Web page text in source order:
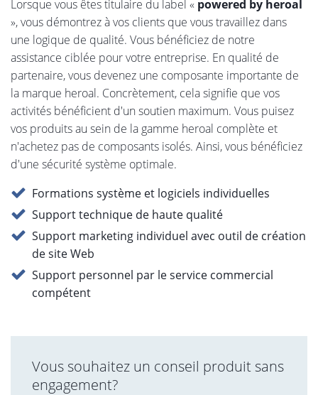
Lorsque vous êtes titulaire du label « powered by heroal
», vous démontrez à vos clients que vous travaillez dans
une logique de qualité. Vous bénéficiez de notre
assistance ciblée pour votre entreprise. En qualité de
partenaire, vous devenez une composante importante de
la marque heroal. Concrètement, cela signifie que vos
activités bénéficient d'un soutien maximum. Vous puisez
vos produits au sein de la gamme heroal complète et
n'achetez pas de composants isolés. Ainsi, vous bénéficiez
d'une sécurité système optimale.
Formations système et logiciels individuelles
Support technique de haute qualité
Support marketing individuel avec outil de création
de site Web
Support personnel par le service commercial
compétent
Vous souhaitez un conseil produit sans
engagement?